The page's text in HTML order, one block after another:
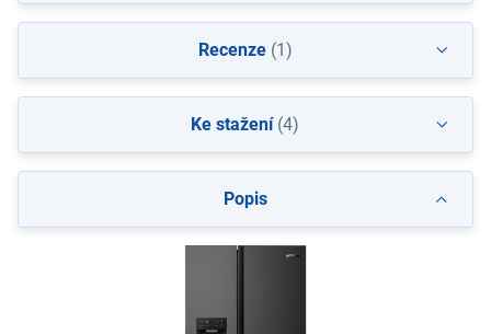
Popis
Recenze(1)
Ke stažení(4)